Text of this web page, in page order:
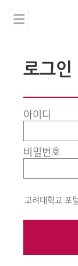
로그인
아이디
비밀번호
고려대학교 포